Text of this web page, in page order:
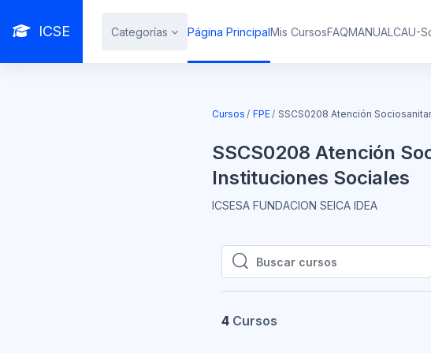
ICSE Categorías Página PrincipalMis CursosFAQMANUALCAU-
Cursos FPE SSCS0208 Atención
SSCS0208 Atención
Instituciones Sociales
ICSESA FUNDACION SEICA IDEA
Buscar cursos
Buscar cursos
4 Cursos